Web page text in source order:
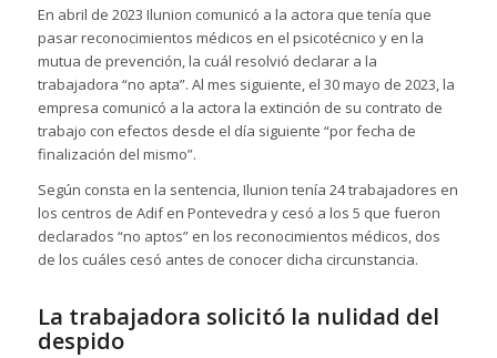
En abril de 2023 Ilunion comunicó a la actora que tenía que
pasar reconocimientos médicos en el psicotécnico y en la
mutua de prevención, la cuál resolvió declarar a la
trabajadora “no apta”. Al mes siguiente, el 30 mayo de 2023, la
empresa comunicó a la actora la extinción de su contrato de
trabajo con efectos desde el día siguiente “por fecha de
finalización del mismo”.
Según consta en la sentencia, Ilunion tenía 24 trabajadores en
los centros de Adif en Pontevedra y cesó a los 5 que fueron
declarados “no aptos” en los reconocimientos médicos, dos
de los cuáles cesó antes de conocer dicha circunstancia.
La trabajadora solicitó la nulidad del
despido